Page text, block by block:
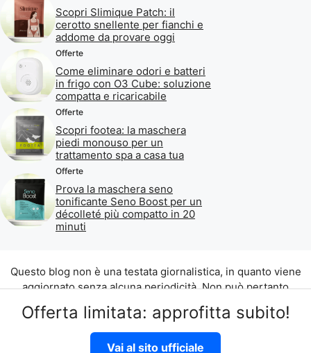
Offerta limitata: approfitta subito!
Vai al sito ufficiale
Scopri Slimique Patch: il
cerotto snellente per fianchi e
addome da provare oggi
Offerte
Come eliminare odori e batteri
in frigo con O3 Cube: soluzione
compatta e ricaricabile
Offerte
Scopri footea: la maschera
piedi monouso per un
trattamento spa a casa tua
Offerte
Prova la maschera seno
tonificante Seno Boost per un
décolleté più compatto in 20
minuti
Questo blog non è una testata giornalistica, in quanto viene
aggiornato senza alcuna periodicità. Non può pertanto
considerarsi un prodotto editoriale ai sensi della legge n. 62
del 07.03.2001.
©2026 di Aliados Srl C.da Piana Romana snc, 90010 Lascari
(PA) P.IVA 07262700821